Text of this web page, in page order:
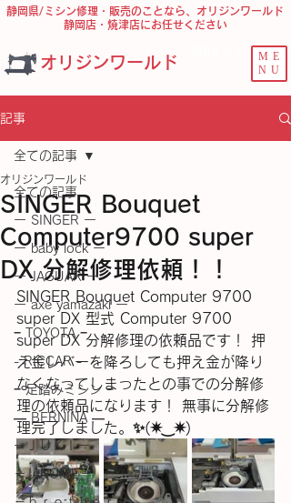
オリジンワールド
ME
NU
静岡県/ミシン修理・販売のことなら、オリジンワールド
静岡店・焼津店にお任せください
記事
全ての記事
ー SINGER ー
ー baby lock ー
ー JAGUAR ー
ー axe yamazaki ー
− TOYOTA −
- RICCAR -
− 足踏みミシン −
― BERNINA ―
ーＪＵＫＩー
－JANOME－
全ての記事
SINGER Bouquet
Computer9700 super
DX 分解修理依頼！！
オリジンワールド
SINGER Bouquet Computer 9700
super DX 型式 Computer 9700
super DX 分解修理の依頼品です！ 押
え金レバーを降ろしても押え金が降り
なくなってしまったとの事での分解修
理の依頼品になります！ 無事に分解修
理完了しました。✨(⁠✷⁠‿⁠✷⁠)